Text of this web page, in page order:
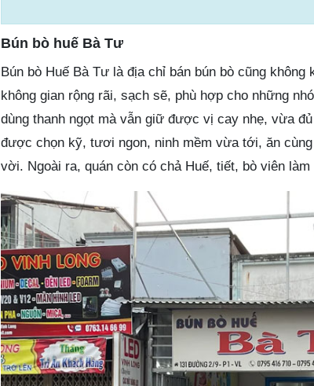
Bún bò huế Bà Tư
Bún bò Huế Bà Tư là địa chỉ bán bún bò cũng
không gian rộng rãi, sạch sẽ, phù hợp cho những
dùng thanh ngọt mà vẫn giữ được vị cay nhẹ, vừa
được chọn kỹ, tươi ngon, ninh mềm vừa tới, ăn
vời. Ngoài ra, quán còn có chả Huế, tiết, bò viên làm